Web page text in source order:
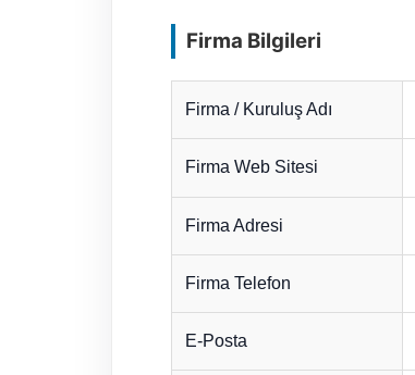
Firma Bilgileri
Firma / Kuruluş Adı
Firma Web Sitesi
Firma Adresi
Firma Telefon
E-Posta